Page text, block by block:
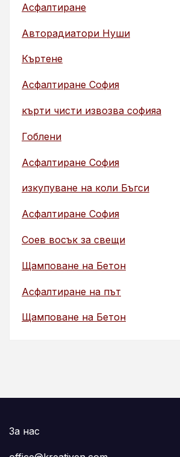
Асфалтиране
Авторадиатори Нуши
Къртене
Асфалтиране София
кърти чисти извозва софияа
Гоблени
Асфалтиране София
изкупуване на коли Бъгси
Асфалтиране София
Соев восък за свещи
Щамповане на Бетон
Асфалтиране на път
Щамповане на Бетон
За нас